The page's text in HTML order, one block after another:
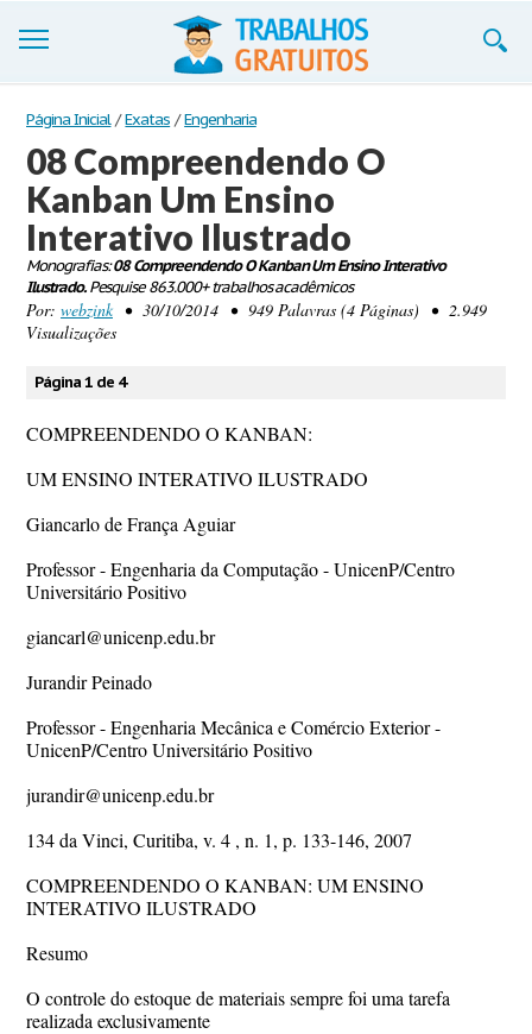
Trabalhos
Cadastre-se
Entre
Blog
Contate-nos
Página Inicial / Exatas / Engenharia
08 Compreendendo O
Kanban Um Ensino
Interativo Ilustrado
Monografias:08 Compreendendo O Kanban Um Ensino Interativo
Ilustrado.Pesquise 863.000+ trabalhos acadêmicos
Por: webzink• 30/10/2014 • 949 Palavras (4 Páginas) • 2.949
Visualizações
Página 1 de 4
COMPREENDENDO O KANBAN:
UM ENSINO INTERATIVO ILUSTRADO
Giancarlo de França Aguiar
Professor - Engenharia da Computação - UnicenP/Centro
Universitário Positivo
giancarl@unicenp.edu.br
Jurandir Peinado
Professor - Engenharia Mecânica e Comércio Exterior -
UnicenP/Centro Universitário Positivo
jurandir@unicenp.edu.br
134 da Vinci, Curitiba, v. 4 , n. 1, p. 133-146, 2007
COMPREENDENDO O KANBAN: UM ENSINO
INTERATIVO ILUSTRADO
Resumo
O controle do estoque de materiais sempre foi uma tarefa
realizada exclusivamente